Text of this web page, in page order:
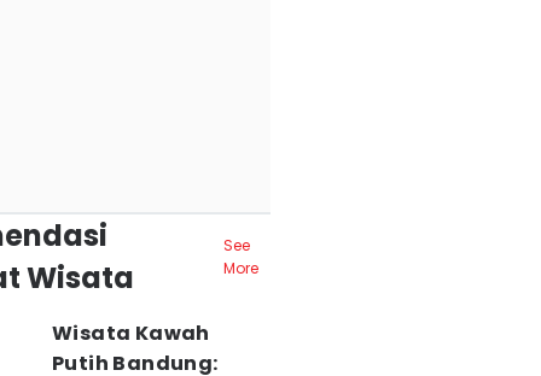
Wisata
See
More
Wisata Kawah
Putih Bandung: